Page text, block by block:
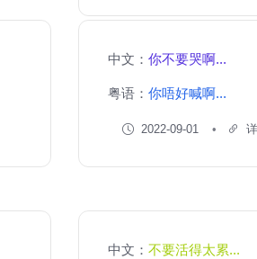
中文：你不要哭啊...
粤语：你唔好喊啊...
2022-09-01
中文：不要活得太累...